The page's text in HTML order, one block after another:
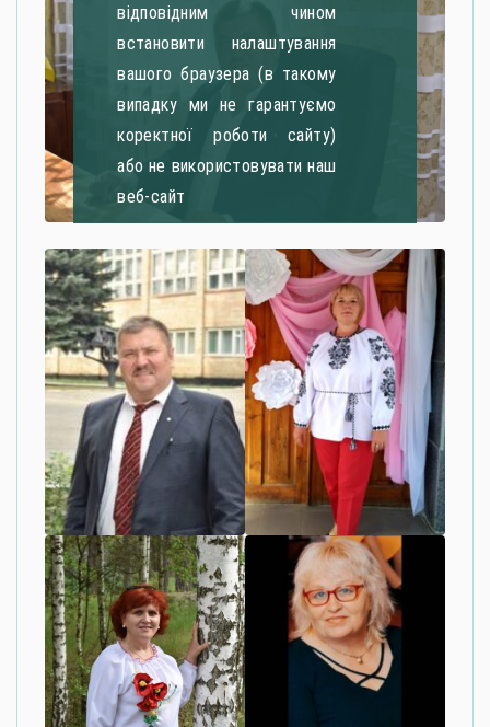
відповідним чином
встановити налаштування
вашого браузера (в такому
випадку ми не гарантуємо
коректної роботи сайту)
або не використовувати наш
веб-сайт